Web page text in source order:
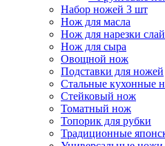
Набор ножей 3 шт
Нож для масла
Нож для нарезки
Нож для сыра
Овощной нож
Подставки для ножей
Стальные кухонные
Стейковый нож
Томатный нож
Топорик для рубки
Традиционные